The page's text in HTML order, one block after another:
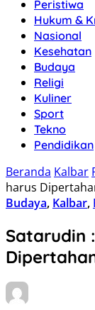
Peristiwa
Hukum &
Nasional
Kesehatan
Budaya
Religi
Kuliner
Sport
Tekno
Pendidikan
Beranda Kalbar
harus
Budaya, Kalbar,
Satarudin